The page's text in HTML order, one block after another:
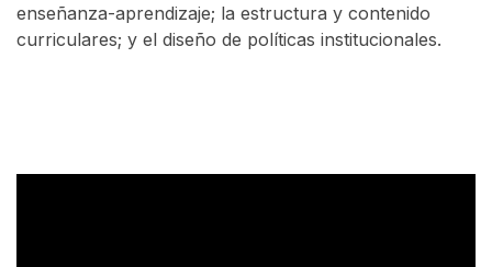
enseñanza-aprendizaje; la estructura y contenido
curriculares; y el diseño de políticas institucionales.